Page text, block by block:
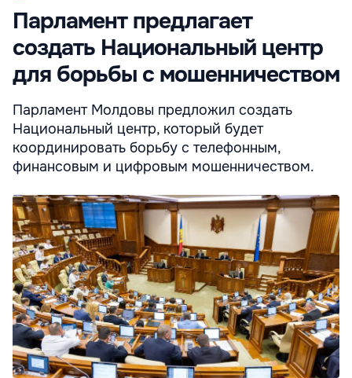
Парламент предлагает
создать Национальный центр
для борьбы с мошенничеством
Парламент Молдовы предложил создать
Национальный центр, который будет
координировать борьбу с телефонным,
финансовым и цифровым мошенничеством.